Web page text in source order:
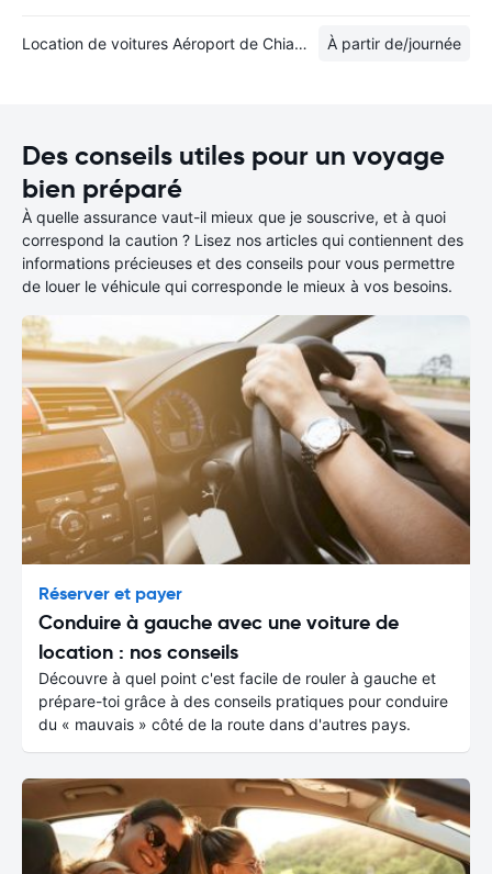
Location de voitures Aéroport de Chiang Rai À partir de/journée
Des conseils utiles pour un voyage
bien préparé
À quelle assurance vaut-il mieux que je souscrive, et à quoi
correspond la caution ? Lisez nos articles qui contiennent des
informations précieuses et des conseils pour vous permettre
de louer le véhicule qui corresponde le mieux à vos besoins.
Réserver et payer
Conduire à gauche avec une voiture de
location : nos conseils
Découvre à quel point c'est facile de rouler à gauche et
prépare-toi grâce à des conseils pratiques pour conduire
du « mauvais » côté de la route dans d'autres pays.